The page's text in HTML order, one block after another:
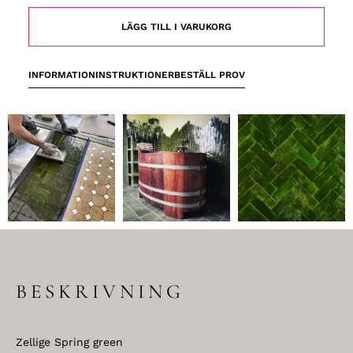
LÄGG TILL I VARUKORG
INFORMATIONINSTRUKTIONERBESTÄLL PROV
BESKRIVNING
Zellige Spring green